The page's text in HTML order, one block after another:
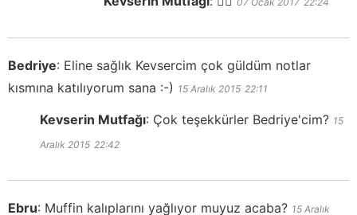
Bedriye: Eline sağlık Kevsercim çok güldüm notlar
kısmına katılıyorum sana :-) 15 Aralık 2015 22:11
Kevserin Mutfağı: Çok teşekkürler Bedriye'cim? 15
Aralık 2015 22:42
Ebru: Muffin kalıplarını yağlıyor muyuz acaba? 15 Aralık